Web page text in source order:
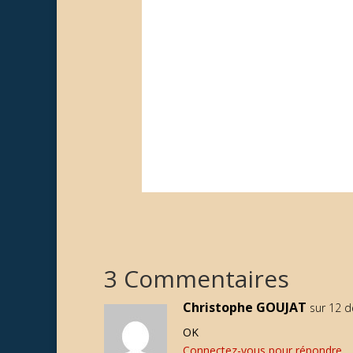
3 Commentaires
Christophe GOUJAT sur 12
OK